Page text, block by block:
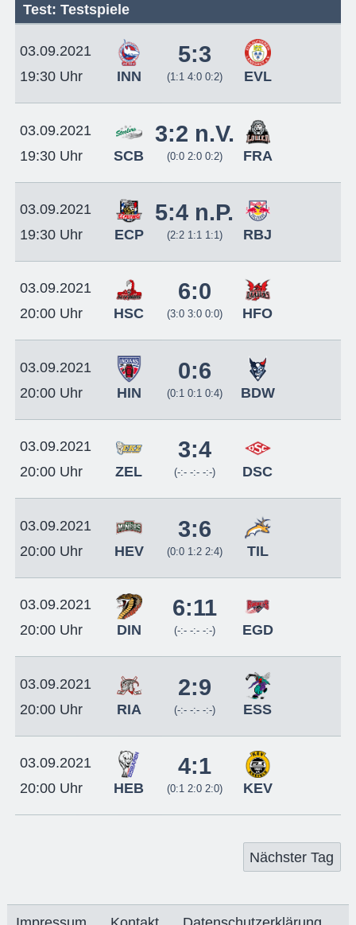
Test: Testspiele
03.09.2021
19:30 Uhr
INN
5:3
(1:1 4:0 0:2) EVL
03.09.2021
19:30 Uhr
SCB
3:2 n.V.
(0:0 2:0 0:2) FRA
03.09.2021
19:30 Uhr
ECP
5:4 n.P.
(2:2 1:1 1:1) RBJ
03.09.2021
20:00 Uhr
HSC
6:0
(3:0 3:0 0:0) HFO
03.09.2021
20:00 Uhr
HIN
0:6
(0:1 0:1 0:4) BDW
03.09.2021
20:00 Uhr
ZEL
3:4
(-:- -:- -:-) DSC
03.09.2021
20:00 Uhr
HEV
3:6
(0:0 1:2 2:4) TIL
03.09.2021
20:00 Uhr
DIN
6:11
(-:- -:- -:-) EGD
03.09.2021
20:00 Uhr
RIA
2:9
(-:- -:- -:-) ESS
03.09.2021
20:00 Uhr
HEB
4:1
(0:1 2:0 2:0) KEV
Nächster Tag